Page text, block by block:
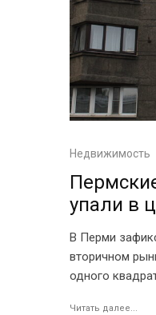
Недвижимость
упали в
В Перми
вторичном
одного
Читать далее...